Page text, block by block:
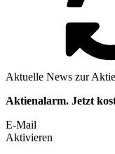
Aktuelle News zur
Aktienalarm. Jetzt
E-Mail
Aktivieren